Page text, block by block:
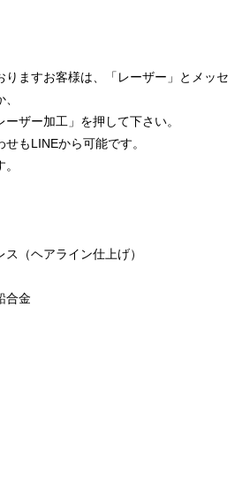
りますお客様は、「レーザー」とメッセ
ザー加工」を押して下さい。
もLINEから可能です。
（ヘアライン仕上げ）
合金